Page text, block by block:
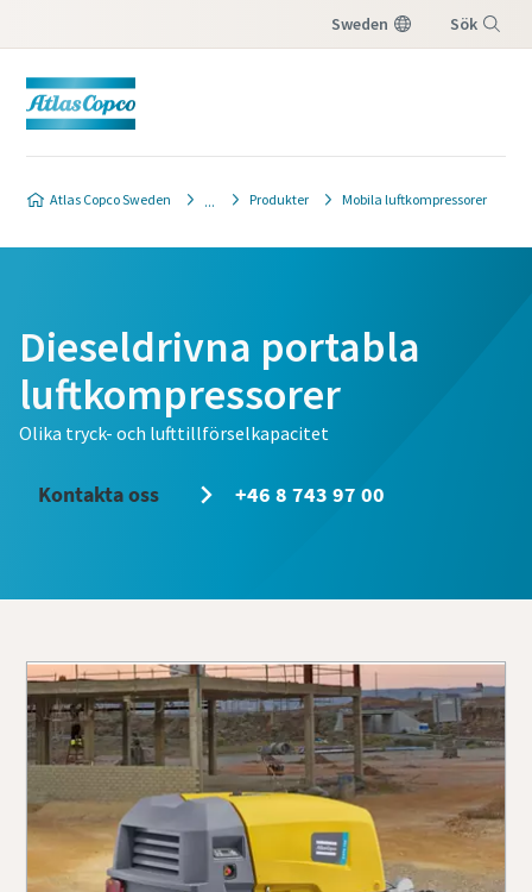
Sweden Sök
Atlas Copco Sweden Produkter Mobila luftkompressorer
Dieseldrivna portabla
luftkompressorer
Olika tryck- och lufttillförselkapacitet
Kontakta oss +46 8 743 97 00